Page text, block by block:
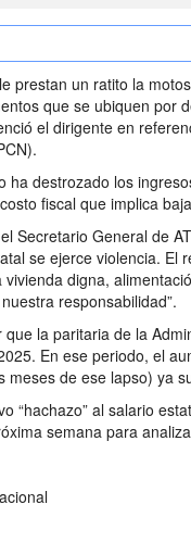
prestan un ratito la
que se ubiquen por
el dirigente en
ha destrozado los
fiscal que implica
Secretario General de
se ejerce violencia. El
digna,
responsabilidad”.
la paritaria de la
En ese periodo, el
meses de ese lapso) ya
“hachazo” al salario
semana para